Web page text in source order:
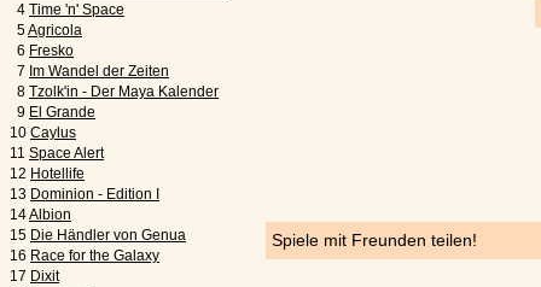
4 Time 'n' Space
5Agricola
6 Fresko
7 Im Wandel der Zeiten
8 Tzolk'in - Der Maya Kalender
9 El Grande
10 Caylus
11 Space Alert
12 Hotellife
13 Dominion - Edition I
14Albion
15 Die Händler von Genua
16 Race for the Galaxy
17 Dixit
Spiele mit Freunden teilen!